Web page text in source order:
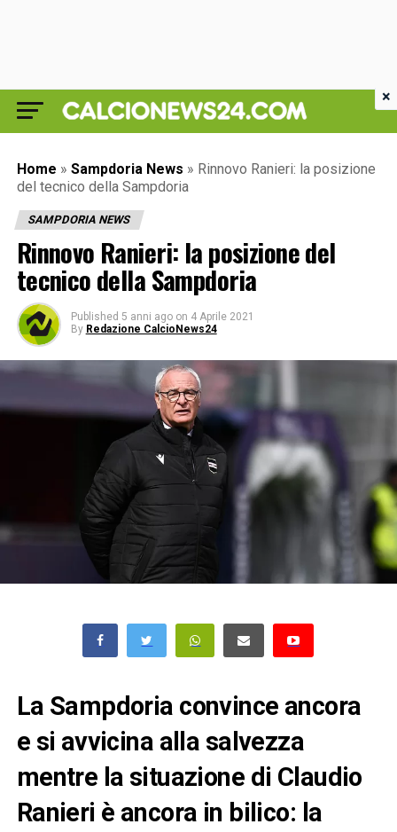
Home » Sampdoria News » Rinnovo Ranieri: la posizione
del tecnico della Sampdoria
SAMPDORIA NEWS
Rinnovo Ranieri: la posizione del
tecnico della Sampdoria
Published 5 anni ago on 4 Aprile 2021
By Redazione CalcioNews24
La Sampdoria convince ancora
e si avvicina alla salvezza
mentre la situazione di Claudio
Ranieri è ancora in bilico: la
×